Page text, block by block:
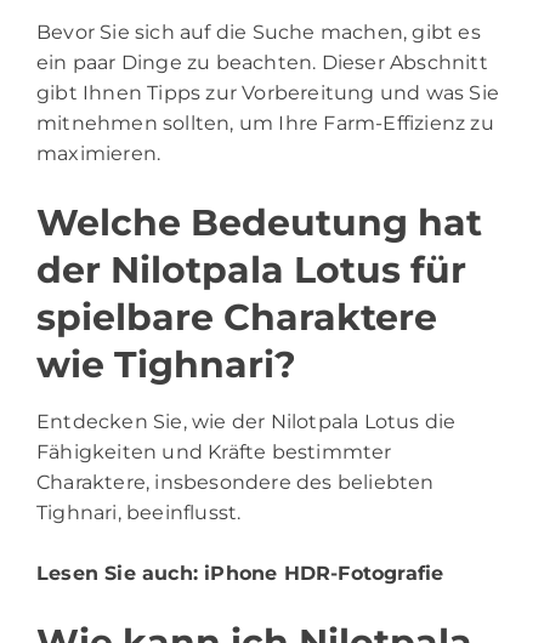
Bevor Sie sich auf die Suche machen, gibt es
ein paar Dinge zu beachten. Dieser Abschnitt
gibt Ihnen Tipps zur Vorbereitung und was Sie
mitnehmen sollten, um Ihre Farm-Effizienz zu
maximieren.
Welche Bedeutung hat
der Nilotpala Lotus für
spielbare Charaktere
wie Tighnari?
Entdecken Sie, wie der Nilotpala Lotus die
Fähigkeiten und Kräfte bestimmter
Charaktere, insbesondere des beliebten
Tighnari, beeinflusst.
Lesen Sie auch: iPhone HDR-Fotografie